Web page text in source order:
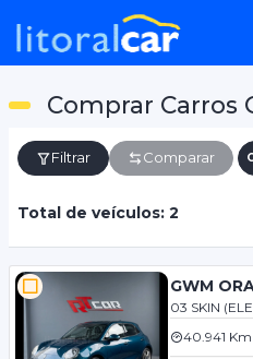
Comprar Carros
Filtrar Comparar
Total de veículos: 2
GWM
03 SKIN
40.941 Km